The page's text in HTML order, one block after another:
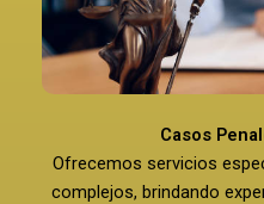
Casos
Ofrecemos servicios
complejos, brindando